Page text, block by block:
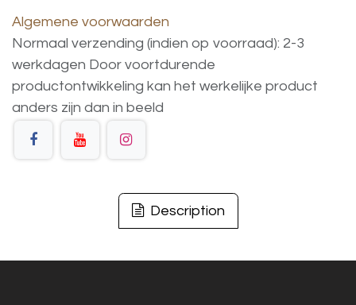
Algemene voorwaarden
Normaal verzending (indien op voorraad): 2-3
werkdagen Door voortdurende
productontwikkeling kan het werkelijke product
anders zijn dan in beeld
Description